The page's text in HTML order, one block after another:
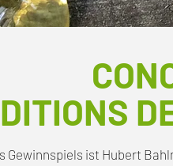
Gewinnspiels ist Hubert